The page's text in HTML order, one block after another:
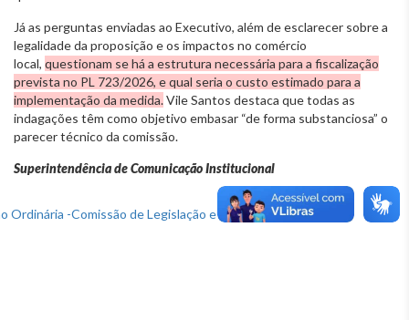
Já as perguntas enviadas ao Executivo, além de esclarecer sobre a
legalidade da proposição e os impactos no comércio
local, questionam se há a estrutura necessária para a fiscalização
prevista no PL 723/2026, e qual seria o custo estimado para a
implementação da medida.Vile Santos destaca que todas as
indagações têm como objetivo embasar “de forma substanciosa” o
parecer técnico da comissão.
Superintendência de Comunicação Institucional